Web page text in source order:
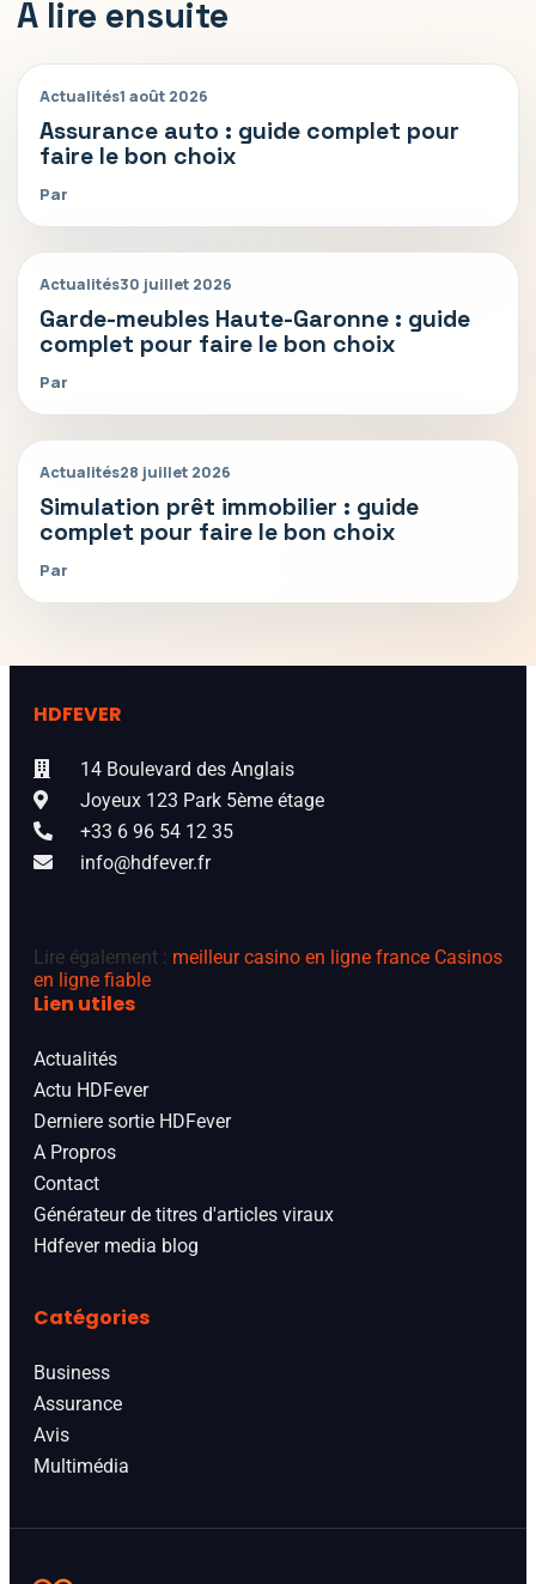
A lire ensuite
Actualités1 août 2026
Assurance auto : guide complet pour
faire le bon choix
Par
Actualités30 juillet 2026
Garde-meubles Haute-Garonne : guide
complet pour faire le bon choix
Par
Actualités28 juillet 2026
Simulation prêt immobilier : guide
complet pour faire le bon choix
Par
HDFEVER
14 Boulevard des Anglais
Joyeux 123 Park 5ème étage
+33 6 96 54 12 35
info@hdfever.fr
Lire également : meilleur casino en ligne france Casinos
en ligne fiable
Lien utiles
Actualités
Actu HDFever
Derniere sortie HDFever
A Propros
Contact
Générateur de titres d'articles viraux
Hdfever media blog
Catégories
Business
Assurance
Avis
Multimédia